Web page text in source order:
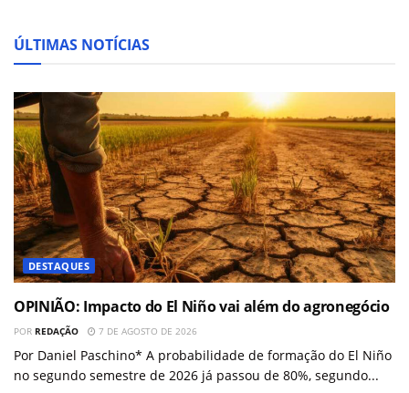
ÚLTIMAS NOTÍCIAS
DESTAQUES
OPINIÃO: Impacto do El Niño vai além do agronegócio
POR REDAÇÃO 7 DE AGOSTO DE 2026
Por Daniel Paschino* A probabilidade de formação do El Niño
no segundo semestre de 2026 já passou de 80%, segundo...